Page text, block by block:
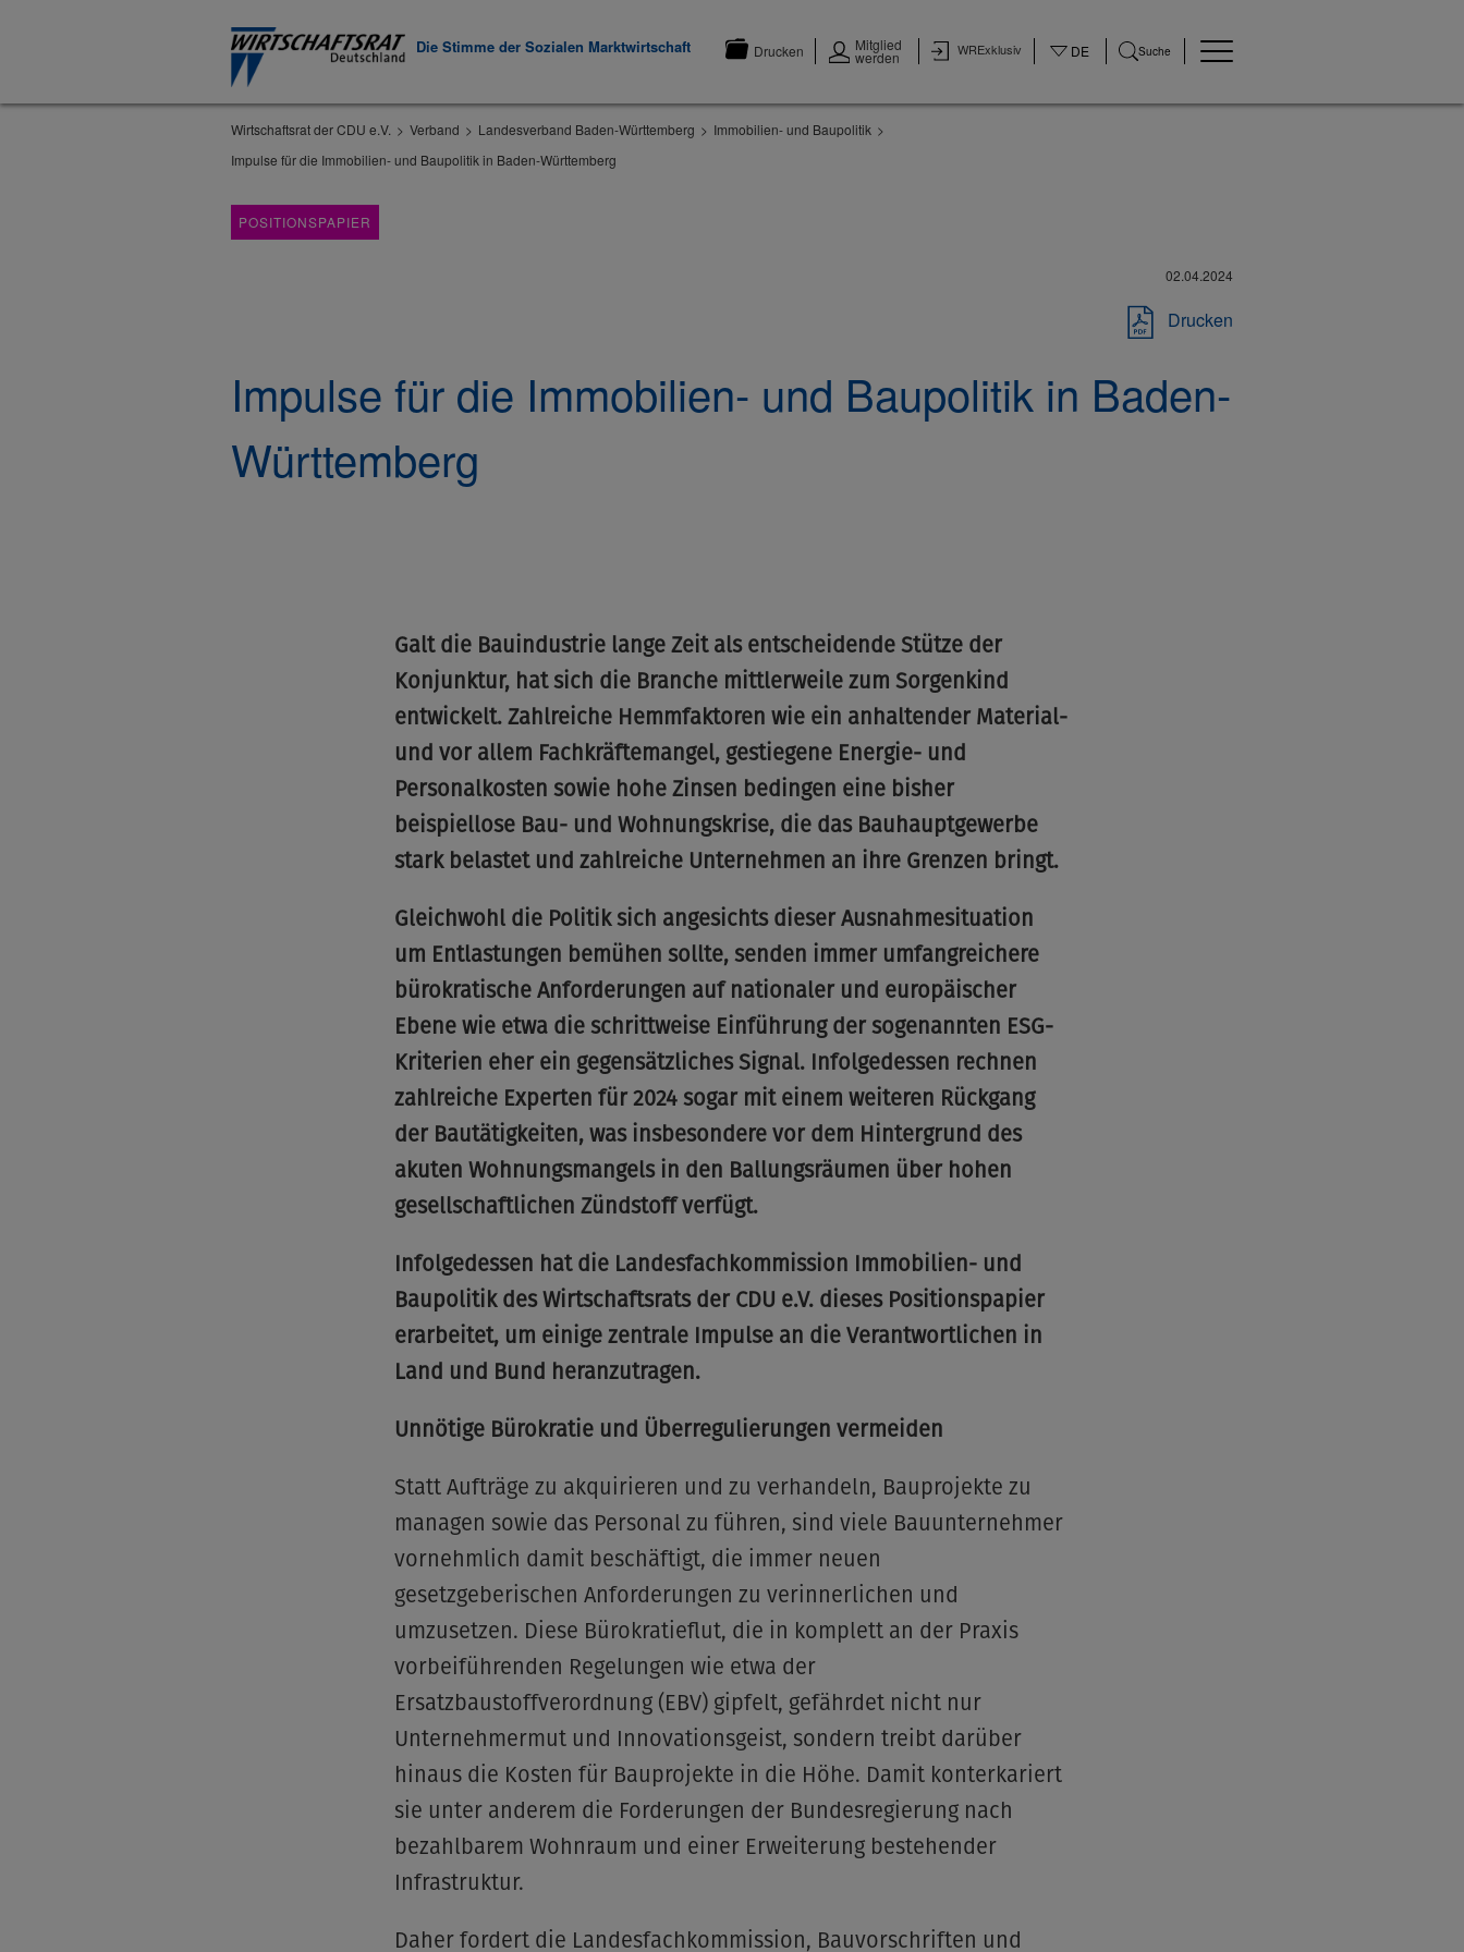
Die Stimme der Sozialen Marktwirtschaft Drucken Mitglied
werden WRExklusiv DE Suche
Wirtschaftsrat der CDU e.V. Verband Landesverband Baden-Württemberg
Immobilien- und Baupolitik
Impulse für die Immobilien- und Baupolitik in Baden-Württemberg
POSITIONSPAPIER
02.04.2024
Drucken
Impulse für die Immobilien- und Baupolitik in Baden-
Württemberg
Galt die Bauindustrie lange Zeit als entscheidende Stütze der
Konjunktur, hat sich die Branche mittlerweile zum Sorgenkind
entwickelt. Zahlreiche Hemmfaktoren wie ein anhaltender Material-
und vor allem Fachkräftemangel, gestiegene Energie- und
Personalkosten sowie hohe Zinsen bedingen eine bisher
beispiellose Bau- und Wohnungskrise, die das Bauhauptgewerbe
stark belastet und zahlreiche Unternehmen an ihre Grenzen bringt.
Gleichwohl die Politik sich angesichts dieser Ausnahmesituation
um Entlastungen bemühen sollte, senden immer umfangreichere
bürokratische Anforderungen auf nationaler und europäischer
Ebene wie etwa die schrittweise Einführung der sogenannten ESG-
Kriterien eher ein gegensätzliches Signal. Infolgedessen rechnen
zahlreiche Experten für 2024 sogar mit einem weiteren Rückgang
der Bautätigkeiten, was insbesondere vor dem Hintergrund des
akuten Wohnungsmangels in den Ballungsräumen über hohen
gesellschaftlichen Zündstoff verfügt.
Infolgedessen hat die Landesfachkommission Immobilien- und
Baupolitik des Wirtschaftsrats der CDU e.V. dieses Positionspapier
erarbeitet, um einige zentrale Impulse an die Verantwortlichen in
Land und Bund heranzutragen.
Unnötige Bürokratie und Überregulierungen vermeiden
Statt Aufträge zu akquirieren und zu verhandeln, Bauprojekte zu
managen sowie das Personal zu führen, sind viele Bauunternehmer
vornehmlich damit beschäftigt, die immer neuen
gesetzgeberischen Anforderungen zu verinnerlichen und
umzusetzen. Diese Bürokratieflut, die in komplett an der Praxis
vorbeiführenden Regelungen wie etwa der
Ersatzbaustoffverordnung (EBV) gipfelt, gefährdet nicht nur
Unternehmermut und Innovationsgeist, sondern treibt darüber
hinaus die Kosten für Bauprojekte in die Höhe. Damit konterkariert
sie unter anderem die Forderungen der Bundesregierung nach
bezahlbarem Wohnraum und einer Erweiterung bestehender
Infrastruktur.
Daher fordert die Landesfachkommission, Bauvorschriften und